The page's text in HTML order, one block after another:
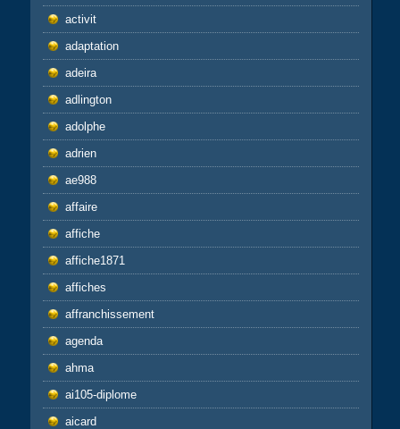
activit
adaptation
adeira
adlington
adolphe
adrien
ae988
affaire
affiche
affiche1871
affiches
affranchissement
agenda
ahma
ai105-diplome
aicard